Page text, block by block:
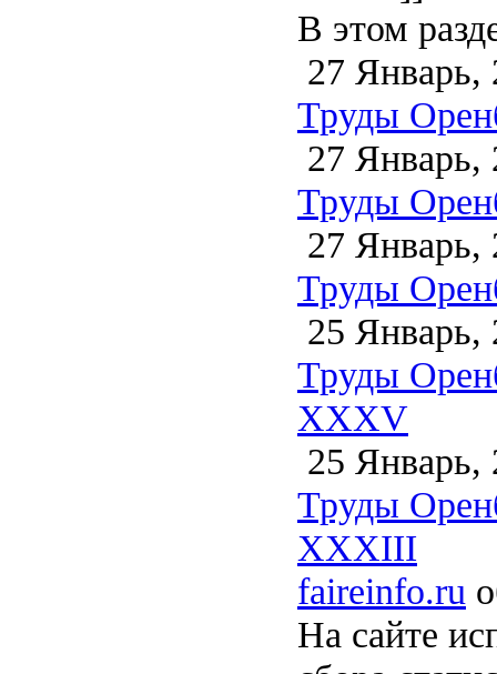
В этом
27 Январь,
Труды
27 Январь,
Труды
27 Январь,
Труды
25 Январь,
Труды
XXXV
25 Январь,
Труды
XXXIII
faireinfo.ru
На сайте